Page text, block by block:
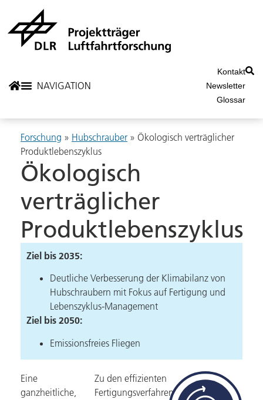
Kontakt
Newsletter
Glossar
Forschung » Hubschrauber » Ökologisch verträglicher
Produktlebenszyklus
Ökologisch
verträglicher
Produktlebenszyklus
Ziel bis 2035:
Deutliche Verbesserung der Klimabilanz von
Hubschraubern mit Fokus auf Fertigung und
Lebenszyklus-Management
Ziel bis 2050:
Emissionsfreies Fliegen
Eine
ganzheitliche,
Zu den effizienten
Fertigungsverfahren